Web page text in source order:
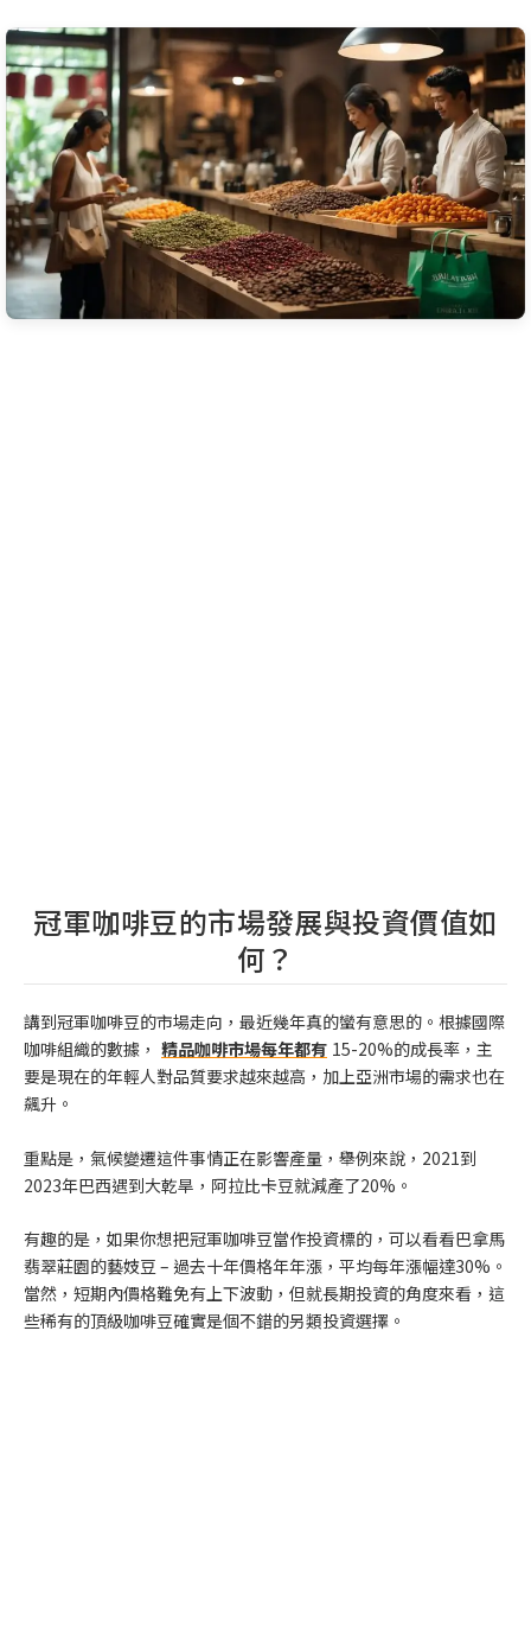
冠軍咖啡豆的市場發展與投資價值如
何？
講到冠軍咖啡豆的市場走向，最近幾年真的蠻有意思的。根據國際
咖啡組織的數據， 精品咖啡市場每年都有 15-20%的成長率，主
要是現在的年輕人對品質要求越來越高，加上亞洲市場的需求也在
飆升。
重點是，氣候變遷這件事情正在影響產量，舉例來說，2021到
2023年巴西遇到大乾旱，阿拉比卡豆就減產了20%。
有趣的是，如果你想把冠軍咖啡豆當作投資標的，可以看看巴拿馬
翡翠莊園的藝妓豆 – 過去十年價格年年漲，平均每年漲幅達30%。
當然，短期內價格難免有上下波動，但就長期投資的角度來看，這
些稀有的頂級咖啡豆確實是個不錯的另類投資選擇。